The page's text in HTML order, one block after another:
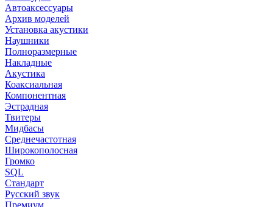
Автоаксессуары
Архив моделей
Установка акустики
Наушники
Полноразмерные
Накладные
Акустика
Коаксиальная
Компонентная
Эстрадная
Твитеры
Мидбасы
Среднечастотная
Широкополосная
Громко
SQL
Стандарт
Русский звук
Премиум